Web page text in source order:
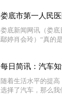
娄底新闻网讯（娄
鄢婷肖会玲）“真的
每日简讯：汽车
随着生活水平的提
选择了汽车，那么我